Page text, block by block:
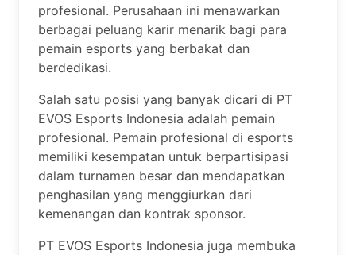
profesional. Perusahaan ini menawarkan
berbagai peluang karir menarik bagi para
pemain esports yang berbakat dan
berdedikasi.
Salah satu posisi yang banyak dicari di PT
EVOS Esports Indonesia adalah pemain
profesional. Pemain profesional di esports
memiliki kesempatan untuk berpartisipasi
dalam turnamen besar dan mendapatkan
penghasilan yang menggiurkan dari
kemenangan dan kontrak sponsor.
PT EVOS Esports Indonesia juga membuka